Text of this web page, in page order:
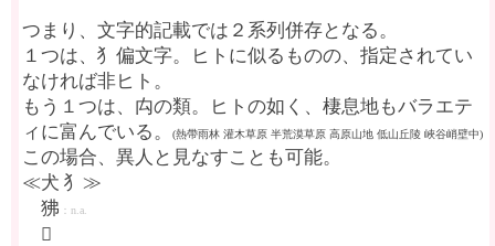
つまり、文字的記載では２系列併存となる。
１つは、犭偏文字。ヒトに似るものの、指定されてい
なければ非ヒト。
もう１つは、禸の類。ヒトの如く、棲息地もバラエテ
ィに富んでいる。
(熱帶雨林 灌木草原 半荒漠草原 高原山地 低山丘陵 峽谷峭壁中)
この場合、異人と見なすことも可能。
≪犬 犭≫
狒 ：n.a.
𤝟